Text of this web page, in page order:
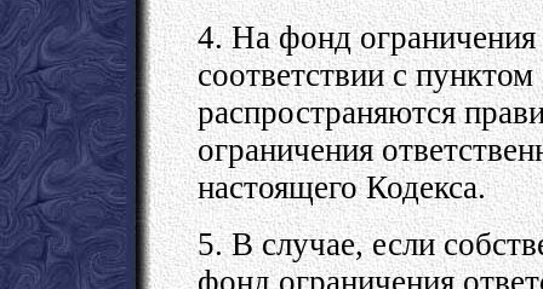
4. На фонд ограничения
соответствии с
распространяются
ограничения
настоящего Кодекса.
5. В случае, если
фонд ограничения